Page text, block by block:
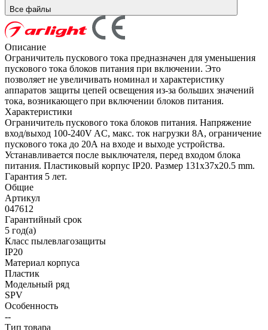
Все файлы
Описание
Ограничитель пускового тока предназначен для уменьшения
пускового тока блоков питания при включении. Это
позволяет не увеличивать номинал и характеристику
аппаратов защиты цепей освещения из-за больших значений
тока, возникающего при включении блоков питания.
Характеристики
Ограничитель пускового тока блоков питания. Напряжение
вход/выход 100-240V AC, макс. ток нагрузки 8A, ограничение
пускового тока до 20А на входе и выходе устройства.
Устанавливается после выключателя, перед входом блока
питания. Пластиковый корпус IP20. Размер 131x37x20.5 mm.
Гарантия 5 лет.
Общие
Артикул
047612
Гарантийный срок
5 год(а)
Класс пылевлагозащиты
IP20
Материал корпуса
Пластик
Модельный ряд
SPV
Особенность
--
Тип товара